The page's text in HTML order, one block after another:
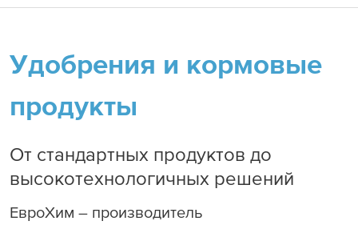
Наши активы
Корпоративное управление
ПроТех Лаб
Продукция
Промышленная продукция
Устойчивое развитие
Устойчивое развитие
Промышленная безопасность, охрана труда и экология
Карьера
Жизнь в ЕвроХим
Пресс-центр
Все новости
Инвесторам
Инвесторам
Поставщикам
Другие сайты
Корпоративные
EuroChem Group AG
Удобрения и кормовые
продукты
От стандартных продуктов до
высокотехнологичных решений
ЕвроХим – производитель